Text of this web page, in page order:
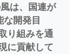
は、国連が
開発目
り組みを通
に貢献して